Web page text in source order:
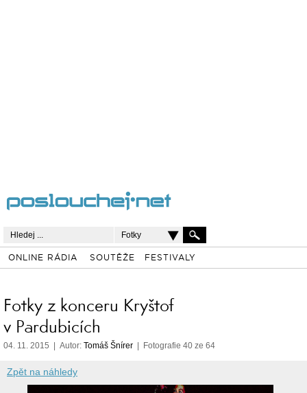
Fotky
ONLINE RÁDIA SOUTĚŽE FESTIVALY
Fotky z konceru Kryštof
v Pardubicích
04. 11. 2015 | Autor: Tomáš Šnírer | Fotografie 40 ze 64
Zpět na náhledy